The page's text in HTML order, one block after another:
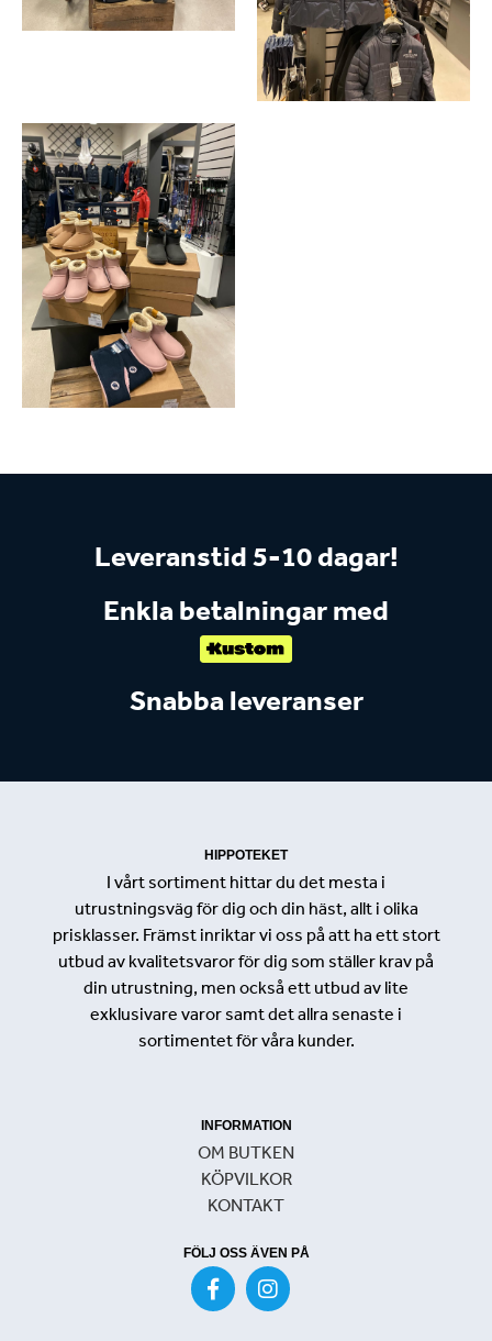
Leveranstid 5-10 dagar!
Enkla betalningar med
Snabba leveranser
HIPPOTEKET
I vårt sortiment hittar du det mesta i
utrustningsväg för dig och din häst, allt i olika
prisklasser. Främst inriktar vi oss på att ha ett stort
utbud av kvalitetsvaror för dig som ställer krav på
din utrustning, men också ett utbud av lite
exklusivare varor samt det allra senaste i
sortimentet för våra kunder.
INFORMATION
OM BUTKEN
KÖPVILKOR
KONTAKT
FÖLJ OSS ÄVEN PÅ